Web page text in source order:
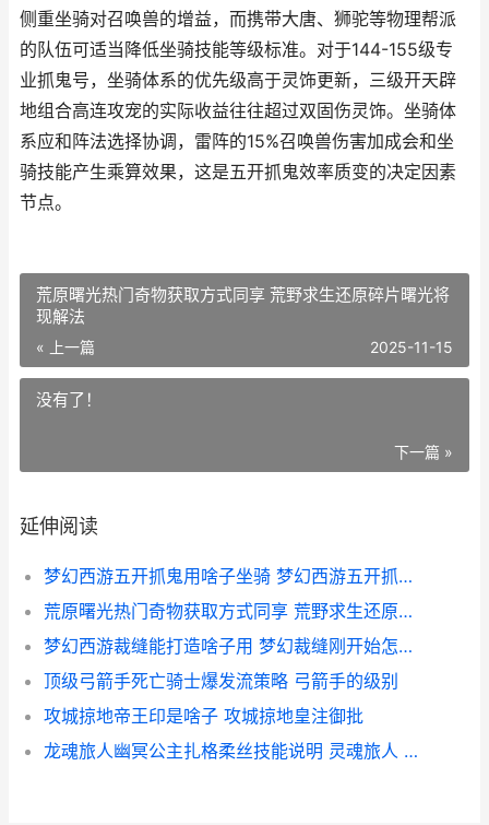
侧重坐骑对召唤兽的增益，而携带大唐、狮驼等物理帮派
的队伍可适当降低坐骑技能等级标准。对于144-155级专
业抓鬼号，坐骑体系的优先级高于灵饰更新，三级开天辟
地组合高连攻宠的实际收益往往超过双固伤灵饰。坐骑体
系应和阵法选择协调，雷阵的15%召唤兽伤害加成会和坐
骑技能产生乘算效果，这是五开抓鬼效率质变的决定因素
节点。
荒原曙光热门奇物获取方式同享 荒野求生还原碎片曙光将
现解法
« 上一篇 2025-11-15
没有了！
下一篇 »
延伸阅读
梦幻西游五开抓鬼用啥子坐骑 梦幻西游五开抓持国最低配置
荒原曙光热门奇物获取方式同享 荒野求生还原碎片曙光将现解法
梦幻西游裁缝能打造啥子用 梦幻裁缝刚开始怎么增加
顶级弓箭手死亡骑士爆发流策略 弓箭手的级别
攻城掠地帝王印是啥子 攻城掠地皇注御批
龙魂旅人幽冥公主扎格柔丝技能说明 灵魂旅人 金龙